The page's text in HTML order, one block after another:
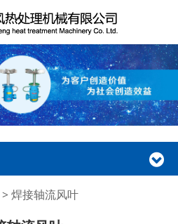
叶
焊接轴流风叶